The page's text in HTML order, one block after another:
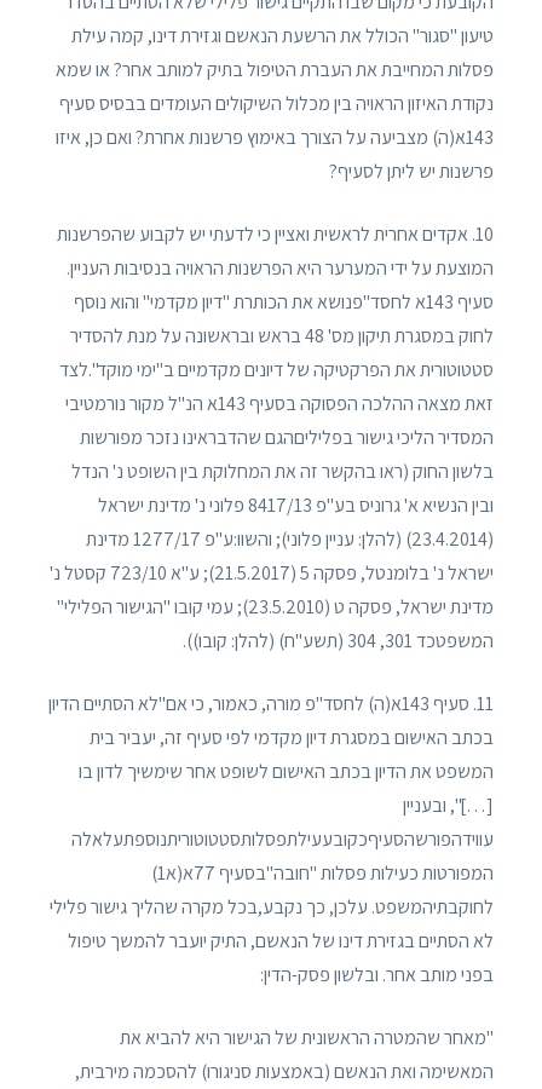
טיעון "סגור" הכולל את הרשעת הנאשם וגזירת דינו, קמה עילת
פסלות המחייבת את העברת הטיפול בתיק למותב אחר? או שמא
נקודת האיזון הראויה בין מכלול השיקולים העומדים בבסיס סעיף
143א(ה) מצביעה על הצורך באימוץ פרשנות אחרת? ואם כן, איזו
פרשנות יש ליתן לסעיף?
10. אקדים אחרית לראשית ואציין כי לדעתי יש לקבוע שהפרשנות
המוצעת על ידי המערער היא הפרשנות הראויה בנסיבות העניין.
סעיף 143א לחסד"פנושא את הכותרת "דיון מקדמי" והוא נוסף
לחוק במסגרת תיקון מס' 48 בראש ובראשונה על מנת להסדיר
סטטוטורית את הפרקטיקה של דיונים מקדמיים ב"ימי מוקד".לצד
זאת מצאה ההלכה הפסוקה בסעיף 143א הנ"ל מקור נורמטיבי
המסדיר הליכי גישור בפליליםהגם שהדבראינו נזכר מפורשות
בלשון החוק (ראו בהקשר זה את המחלוקת בין השופט נ' הנדל
ובין הנשיא א' גרוניס בע"פ 8417/13 פלוני נ' מדינת ישראל
(23.4.2014) (להלן: עניין פלוני); והשוו:ע"פ 1277/17 מדינת
ישראל נ' בלומנטל, פסקה 5 (21.5.2017); ע"א 723/10 קסטל נ'
מדינת ישראל, פסקה ט (23.5.2010); עמי קובו "הגישור הפלילי"
המשפטכד 301, 304 (תשע"ח) (להלן: קובו)).
11. סעיף 143א(ה) לחסד"פ מורה, כאמור, כי אם"לא הסתיים הדיון
בכתב האישום במסגרת דיון מקדמי לפי סעיף זה, יעביר בית
המשפט את הדיון בכתב האישום לשופט אחר שימשיך לדון בו
[…]", ובעניין
עווידהפורשהסעיףכקובעעילתפסלותסטטוטוריתנוספתעלאלה
המפורטות כעילות פסלות "חובה"בסעיף 77א(א1)
לחוקבתיהמשפט. עלכן, כך נקבע,בכל מקרה שהליך גישור פלילי
לא הסתיים בגזירת דינו של הנאשם, התיק יועבר להמשך טיפול
בפני מותב אחר. ובלשון פסק-הדין:
"מאחר שהמטרה הראשונית של הגישור היא להביא את
המאשימה ואת הנאשם (באמצעות סניגורו) להסכמה מירבית,